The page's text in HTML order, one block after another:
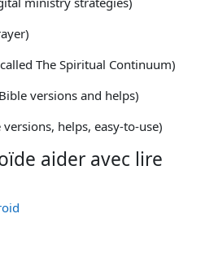
The Spiritual Continuum)
versions and helps)
versions, helps, easy-to-use)
aider avec lire